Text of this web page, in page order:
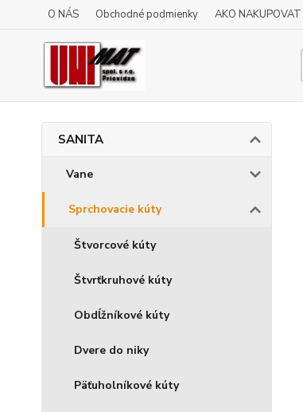
O NÁS Obchodné podmienky AKO NAKUPOVAT
SANITA
Vane
Sprchovacie kúty
Štvorcové kúty
Štvrťkruhové kúty
Obdĺžníkové kúty
Dvere do niky
Päťuholníkové kúty